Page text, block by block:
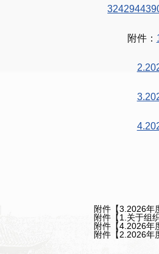
附件：
附件【3.2026年
附件【1.关于组
附件【4.2026年
附件【2.2026年